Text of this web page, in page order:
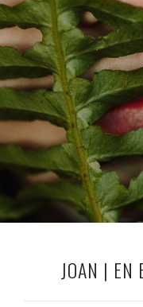
JOAN | EN